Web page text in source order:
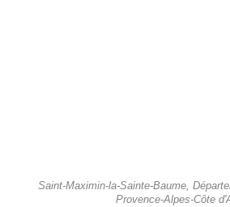
Saint-Maximin-la-Sainte-Baume,
Provence-Alpes-Côte